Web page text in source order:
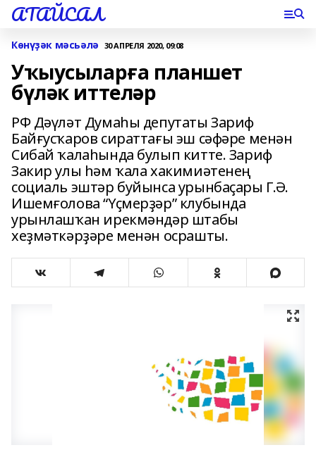
АТАЙСАЛ
Көнүҙәк мәсьәлә 30 АПРЕЛЯ 2020, 09:08
Уҡыусыларға планшет
бүләк иттеләр
РФ Дәүләт Думаһы депутаты Зариф
Байғусҡаров сираттағы эш сәфәре менән
Сибай ҡалаһында булып китте. Зариф
Закир улы һәм ҡала хакимиәтенең
социаль эштәр буйынса урынбаҫары Г.Ә.
Ишемғолова “Үҫмерҙәр” клубында
урынлашҡан ирекмәндәр штабы
хеҙмәткәрҙәре менән осрашты.